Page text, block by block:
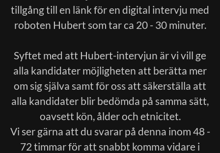
tillgång till en länk för en digital intervju med
roboten Hubert som tar ca 20 - 30 minuter.
Syftet med att Hubert-intervjun är vi vill ge
alla kandidater möjligheten att berätta mer
om sig själva samt för oss att säkerställa att
alla kandidater blir bedömda på samma sätt,
oavsett kön, ålder och etnicitet.
Vi ser gärna att du svarar på denna inom 48 -
72 timmar för att snabbt komma vidare i